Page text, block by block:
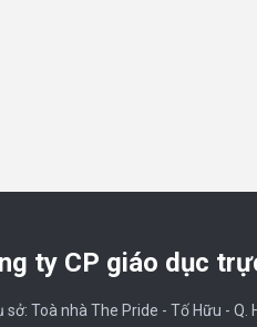
ty CP giáo dục
sở: Toà nhà The Pride - Tố Hữu - Q.